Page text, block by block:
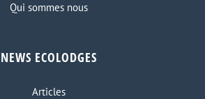
Qui sommes nous
NEWS ECOLODGES
Articles